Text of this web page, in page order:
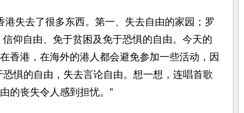
失去了很多东西。第一、失去自由的家园；罗
仰自由、免于贫困及免于恐惧的自由。今天的
香港，在海外的港人都会避免参加一些活动，因
惧的自由，失去言论自由。想一想，连唱首歌
的丧失令人感到担忧。”